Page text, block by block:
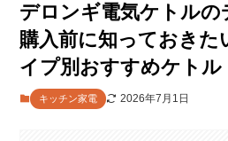
デロンギ電気ケトルの
購入前に知っておきた
イプ別おすすめケトル
キッチン家電 2026年7月1日